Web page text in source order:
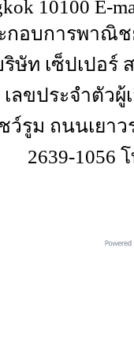
10100 E-
กอบการพาณิช
ริษัท เซ็ปเปอร์
เลขประจำตัวผู้
ม ถนนเยาวร
2639-1056